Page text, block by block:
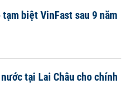
biệt VinFast sau 9 năm
tại Lai Châu cho chính